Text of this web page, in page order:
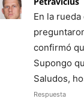
En la
confirmó
Supongo
Saludos,
Respuesta